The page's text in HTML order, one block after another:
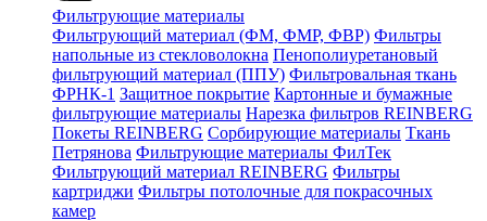
Фильтрующие материалы
Фильтрующий материал (ФМ, ФМР, ФВР) Фильтры
напольные из стекловолокна Пенополиуретановый
фильтрующий материал (ППУ) Фильтровальная ткань
ФРНК-1 Защитное покрытие Картонные и бумажные
фильтрующие материалы Нарезка фильтров REINBERG
Покеты REINBERG Сорбирующие материалы Ткань
Петрянова Фильтрующие материалы ФилТек
Фильтрующий материал REINBERG Фильтры
картриджи Фильтры потолочные для покрасочных
камер